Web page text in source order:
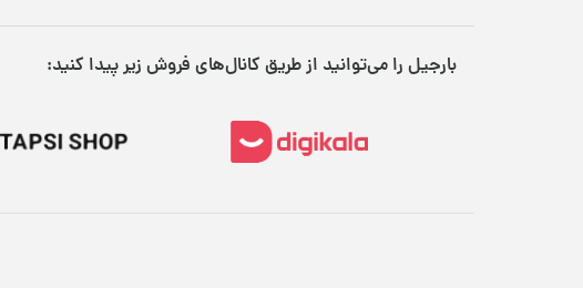
بارجیل را می‌توانید از طریق کانال‌های فروش زیر پیدا کنید: